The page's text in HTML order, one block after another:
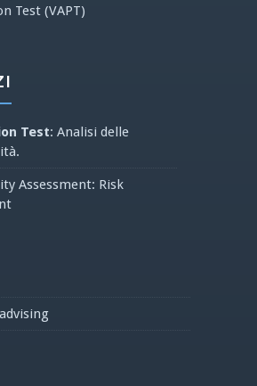
Test (VAPT)
Test: Analisi delle
Assessment: Risk